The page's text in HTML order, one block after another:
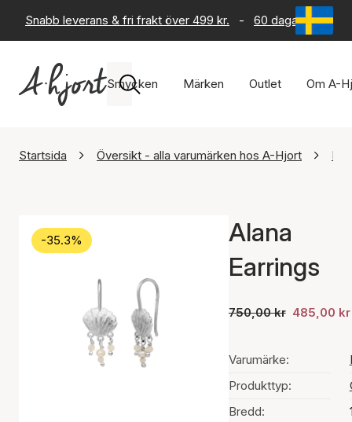
Snabb leverans & fri frakt över 499 kr. - 60 dagars
Smycken Märken Outlet Om A-
Startsida Översikt - alla varumärken hos A-Hjort
-35.3%
Alana
Earrings
750,00 kr 485,00 kr
Varumärke:
Produkttyp:
Bredd: